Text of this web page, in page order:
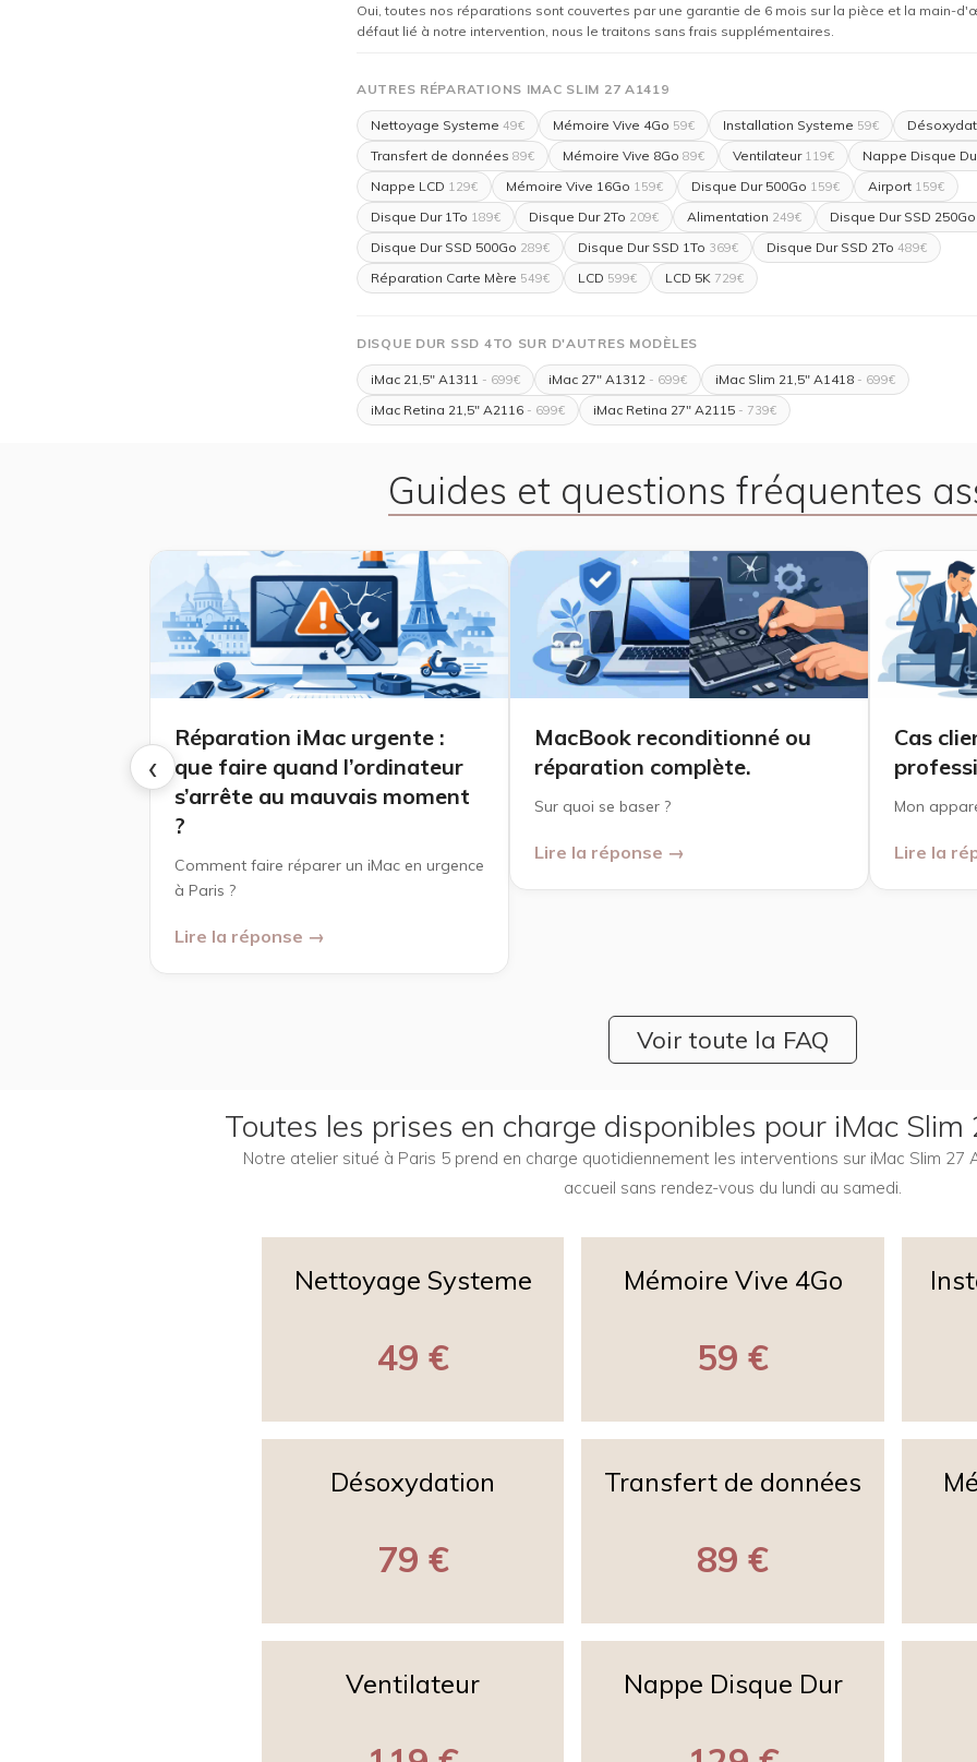
Oui, toutes nos réparations sont couvertes par une garantie de 6 mois sur la pièce et la main-
défaut lié à notre intervention, nous le traitons sans frais supplémentaires.
AUTRES RÉPARATIONS IMAC SLIM 27 A1419
Nettoyage Systeme 49€ Mémoire Vive 4Go 59€ Installation Systeme 59€
Transfert de données 89€ Mémoire Vive 8Go 89€ Ventilateur119€ Nappe Disque
Nappe LCD 129€ Mémoire Vive 16Go 159€ Disque Dur 500Go 159€ Airport 159€
Disque Dur 1To 189€ Disque Dur 2To 209€ Alimentation 249€ Disque Dur SSD 250Go
Disque Dur SSD 500Go 289€ Disque Dur SSD 1To 369€ Disque Dur SSD 2To 489€
Réparation Carte Mère 549€ LCD 599€ LCD 5K 729€
DISQUE DUR SSD 4TO SUR D'AUTRES MODÈLES
iMac 21,5" A1311 - 699€ iMac 27" A1312 - 699€ iMac Slim 21,5" A1418 - 699€
iMac Retina 21,5" A2116 - 699€ iMac Retina 27" A2115 - 739€
Guides et questions fréquentes
‹
Réparation iMac urgente :
que faire quand l’ordinateur
s’arrête au mauvais moment
?
Comment faire réparer un iMac en urgence
à Paris ?
Lire la réponse →
MacBook reconditionné ou
réparation complète.
Sur quoi se baser ?
Lire la réponse →
Cas
Mon
Lire la
Voir toute la FAQ
Toutes les prises en charge disponibles pour iMac
Notre atelier situé à Paris 5 prend en charge quotidiennement les interventions sur iMac Slim
accueil sans rendez-vous du lundi au samedi.
Nettoyage Systeme
49 €
Mémoire Vive 4Go
59 €
Désoxydation
79 €
Transfert de données
89 €
Ventilateur Nappe Disque Dur